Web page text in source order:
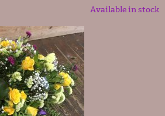
Available in stock